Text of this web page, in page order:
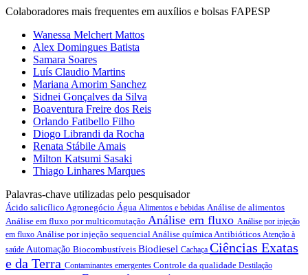
Colaboradores mais frequentes em auxílios e bolsas FAPESP
Wanessa Melchert Mattos
Alex Domingues Batista
Samara Soares
Luís Claudio Martins
Mariana Amorim Sanchez
Sidnei Gonçalves da Silva
Boaventura Freire dos Reis
Orlando Fatibello Filho
Diogo Librandi da Rocha
Renata Stábile Amais
Milton Katsumi Sasaki
Thiago Linhares Marques
Palavras-chave utilizadas pelo pesquisador
Ácido salicílico Agronegócio Água Alimentos e bebidas Análise de alimentos
Análise em fluxo por multicomutação Análise em fluxo Análise por injeção
em fluxo Análise por injeção sequencialAnálise químicaAntibióticos Atenção à
saúde Automação Biocombustíveis Biodiesel Cachaça Ciências Exatas
e da Terra Contaminantes emergentes Controle da qualidade Destilação